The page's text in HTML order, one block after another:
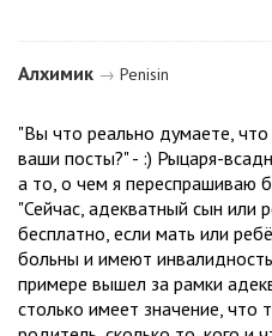
Алхимик → Penisin
"Вы что реально думаете,
ваши посты?" - :) Рыцаря-
а то, о чем я переспрашиваю
"Сейчас, адекватный сын или
бесплатно, если мать или
больны и имеют
примере вышел за рамки
столько имеет значение, что